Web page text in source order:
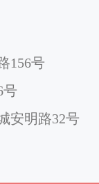
156号
号
安明路32号